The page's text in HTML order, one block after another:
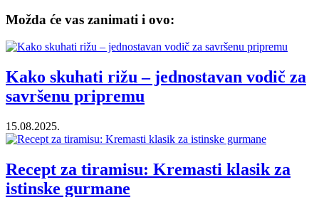
Možda će vas zanimati i ovo:
Kako skuhati rižu – jednostavan vodič za
savršenu pripremu
15.08.2025.
Recept za tiramisu: Kremasti klasik za
istinske gurmane